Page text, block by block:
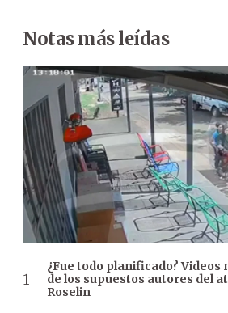
Notas más leídas
¿Fue todo planificado?
de los supuestos autores del
Roselin